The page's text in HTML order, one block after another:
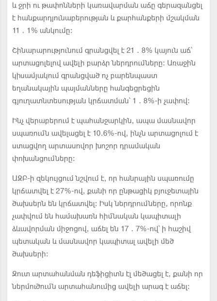
և ջրի ու թափոնների կառավարման աճը գերազանցել
է հանքարդյունաբերության և քարհանքերի մշակման
11․1% անկումը:
Շինարարությունում գրանցվել է 21․8% կայուն աճ՝
արտացոլելով ավելի բարձր ներդրումները: Առաջին
կիսամյակում գրանցված ոչ բարենպաստ
եղանակային պայմանները հանգեցրեցին
գյուղատնտեսության կրճատման՝ 1․8%-ի չափով։
Ինչ վերաբերում է պահանջարկին, ապա մասնավոր
սպառումն ավելացել է 10.6%-ով, ինչն արտացոլում է
ստացվող արտասովոր խոշոր դրամական
փոխանցումները:
ԱԶԲ-ի զեկույցում նշվում է, որ հանրային սպառումը
կրճատվել է 27%-ով, քանի որ ընթացիկ բյուջետային
ծախսերն են կրճատվել: Իսկ ներդրումները, որոնք
չափվում են համախառն հիմնական կապիտալի
ձևավորման միջոցով, աճել են 17․7%-ով՝ ի հաշիվ
պետական և մասնավոր կապիտալ ավելի մեծ
ծախսերի:
Զուտ արտահանման դեֆիցիտն էլ մեծացել է, քանի որ
ներմուծումն արտահանումից ավելի արագ է աճել։